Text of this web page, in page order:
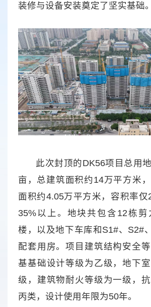
装修与设备安装奠定了坚实基础。
此次封顶的DK56项目总用
亩，总建筑面积约14万平方米
面积约4.05万平方米，容积率仅
35%以上。地块共包含12栋剪
楼，以及地下车库和S1#、S2#
配套用房。项目建筑结构安全
基基础设计等级为乙级，地下
级，建筑物耐火等级为一级，
丙类，设计使用年限为50年。